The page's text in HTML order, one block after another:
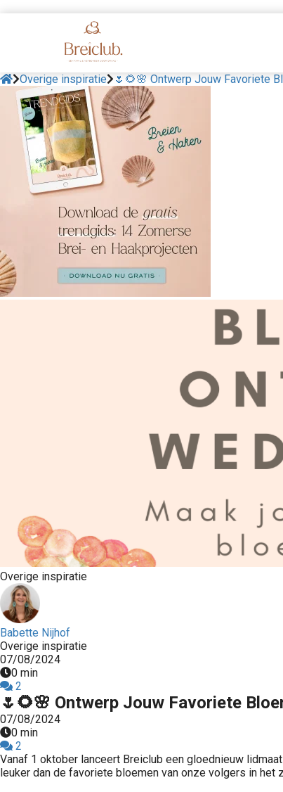
Overige inspiratie 🌷🌻🌸 Ontwerp Jouw Favoriete
Overige inspiratie
Babette Nijhof
Overige inspiratie
07/08/2024
0 min
2
🌷🌻🌸 Ontwerp Jouw Favoriete
07/08/2024
0 min
2
Vanaf 1 oktober lanceert Breiclub een gloednieuw
leuker dan de favoriete bloemen van onze volgers in het